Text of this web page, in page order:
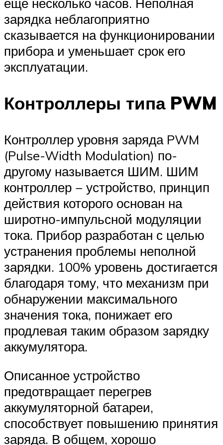
зарядка неблагоприятно
сказывается на функционировании
прибора и уменьшает срок его
эксплуатации.
Контроллеры типа PWM
Контроллер уровня заряда PWM
(Pulse-Width Modulation) по-
другому называется ШИМ. ШИМ
контроллер − устройство, принцип
действия которого основан на
широтно-импульсной модуляции
тока. Прибор разработан с целью
устранения проблемы неполной
зарядки. 100% уровень достигается
благодаря тому, что механизм при
обнаружении максимального
значения тока, понижает его
продлевая таким образом зарядку
аккумулятора.
Описанное устройство
предотвращает перегрев
аккумуляторной батареи,
способствует повышению принятия
заряда. В общем, хорошо